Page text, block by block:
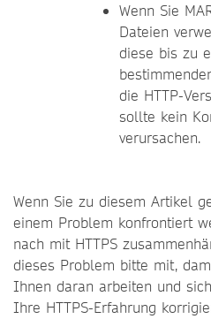
Wenn Sie
Dateien
diese bis zu
die HTTP-
sollte kein
verursachen.
Wenn Sie zu diesem Artikel
einem Problem konfrontiert
nach mit HTTPS
dieses Problem bitte mit,
Ihnen daran arbeiten und
Ihre HTTPS-Erfahrung